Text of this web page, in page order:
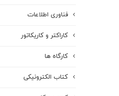
فناوری اطلاعات
کاراکتر و کاریکاتور
کارگاه ها
کتاب الکترونیکی